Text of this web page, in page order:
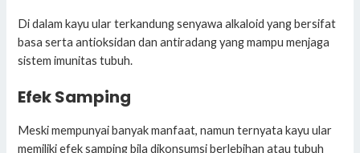
Di dalam kayu ular terkandung senyawa alkaloid yang bersifat
basa serta antioksidan dan antiradang yang mampu menjaga
sistem imunitas tubuh.
Efek Samping
Meski mempunyai banyak manfaat, namun ternyata kayu ular
memiliki efek samping bila dikonsumsi berlebihan atau tubuh